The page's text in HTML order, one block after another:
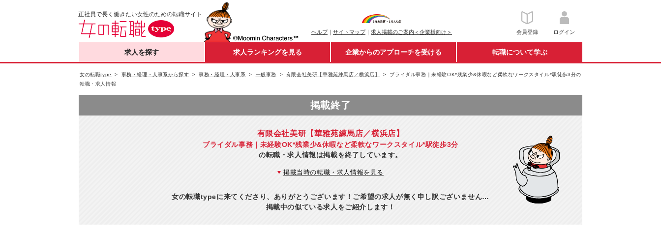
正社員で長く働きたい女性のための転職サイト
ヘルプ｜ サイトマップ｜ 求人掲載のご案内＜企業様向け＞ 会員登録 ログイン
求人を探す 求人ランキングを見る 企業からのアプローチを受ける 転職について学ぶ
女の転職type 事務・経理・人事系から探す 事務・経理・人事系 一般事務 有限会社美研【華雅苑練馬店／横浜店】
ブライダル事務｜未経験OK*残業少&休暇など柔軟なワークスタイル*駅徒歩3分の
転職・求人情報
掲載終了
有限会社美研【華雅苑練馬店／横浜店】
ブライダル事務｜未経験OK*残業少&休暇など柔軟なワークスタイル*駅徒歩3分
の転職・求人情報は掲載を終了しています。
掲載当時の転職・求人情報を見る
女の転職typeに来てくださり、ありがとうございます！ご希望の求人が無く申し訳ございません…
掲載中の似ている求人をご紹介します！